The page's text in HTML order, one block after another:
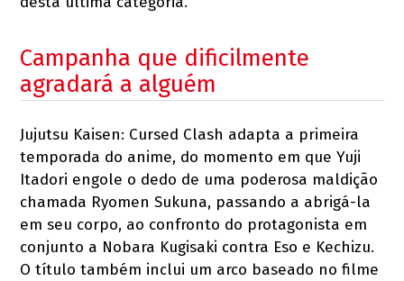
Campanha que dificilmente
agradará a alguém
Jujutsu Kaisen: Cursed Clash adapta a primeira
temporada do anime, do momento em que Yuji
Itadori engole o dedo de uma poderosa maldição
chamada Ryomen Sukuna, passando a abrigá-la
em seu corpo, ao confronto do protagonista em
conjunto a Nobara Kugisaki contra Eso e Kechizu.
O título também inclui um arco baseado no filme